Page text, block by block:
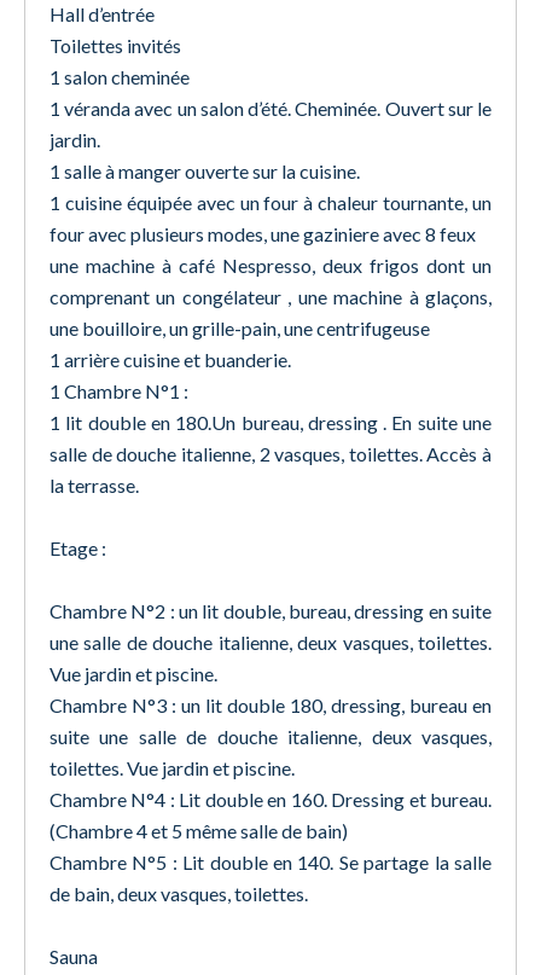
Hall d’entrée
Toilettes invités
1 salon cheminée
1 véranda avec un salon d’été. Cheminée. Ouvert sur le
jardin.
1 salle à manger ouverte sur la cuisine.
1 cuisine équipée avec un four à chaleur tournante, un
four avec plusieurs modes, une gaziniere avec 8 feux
une machine à café Nespresso, deux frigos dont un
comprenant un congélateur , une machine à glaçons,
une bouilloire, un grille-pain, une centrifugeuse
1 arrière cuisine et buanderie.
1 Chambre N°1 :
1 lit double en 180.Un bureau, dressing . En suite une
salle de douche italienne, 2 vasques, toilettes. Accès à
la terrasse.
Etage :
Chambre N°2 : un lit double, bureau, dressing en suite
une salle de douche italienne, deux vasques, toilettes.
Vue jardin et piscine.
Chambre N°3 : un lit double 180, dressing, bureau en
suite une salle de douche italienne, deux vasques,
toilettes. Vue jardin et piscine.
Chambre N°4 : Lit double en 160. Dressing et bureau.
(Chambre 4 et 5 même salle de bain)
Chambre N°5 : Lit double en 140. Se partage la salle
de bain, deux vasques, toilettes.
Sauna